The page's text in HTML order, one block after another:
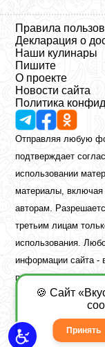
Правила
Декларация о
Наши кулинары
Пишите
О проекте
Новости сайта
Политика
Отправляя любую
подтверждает
использовании
материалы, включая
авторам.
третьим лицам
использования.
информации сайта -
публикацию или
предварительного
Copyright
Сайт построен
🍪 Сайт
Принять